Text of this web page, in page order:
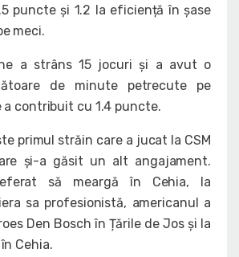
puncte și 1.2 la eficiență în șase
meci.
a strâns 15 jocuri și a avut o
de minute petrecute pe
a contribuit cu 1.4 puncte.
primul străin care a jucat la CSM
și-a găsit un alt angajament.
să meargă în Cehia, la
sa profesionistă, americanul a
Den Bosch în Țările de Jos și la
Cehia.